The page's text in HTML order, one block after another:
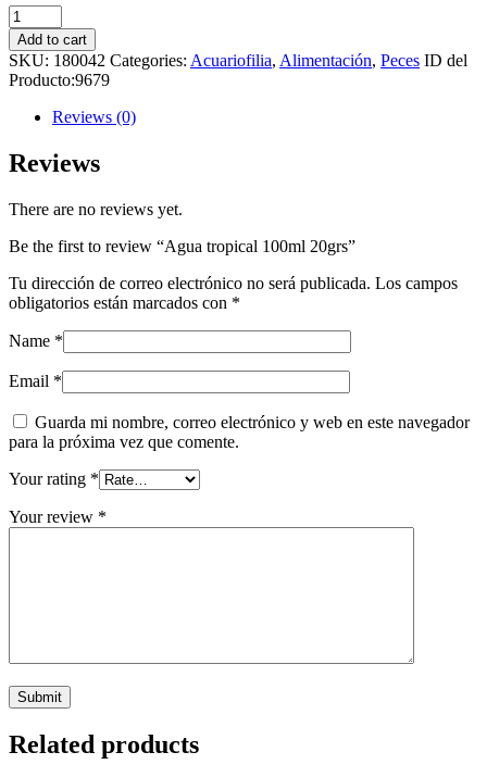
Agua
tropical
100ml
20grs
quantity
Add to cart
SKU: 180042 Categories: Acuariofilia, Alimentación, Peces ID del
Producto:9679
Reviews (0)
Reviews
There are no reviews yet.
Be the first to review “Agua tropical 100ml 20grs”
Tu dirección de correo electrónico no será publicada. Los campos
obligatorios están marcados con *
Name *
Email *
Guarda mi nombre, correo electrónico y web en este navegador
para la próxima vez que comente.
Your rating *
Your review *
Related products